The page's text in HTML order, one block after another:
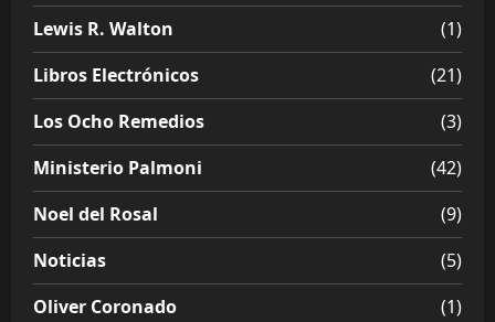
Lewis R. Walton
(1)
Libros Electrónicos
(21)
Los Ocho Remedios
(3)
Ministerio Palmoni
(42)
Noel del Rosal
(9)
Noticias
(5)
Oliver Coronado
(1)